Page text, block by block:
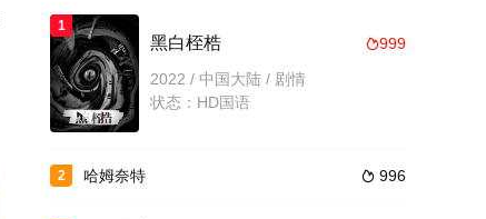
1
999
黑白桎梏
2022 / 中国大陆 / 剧情
状态：HD国语
2  996
哈姆奈特